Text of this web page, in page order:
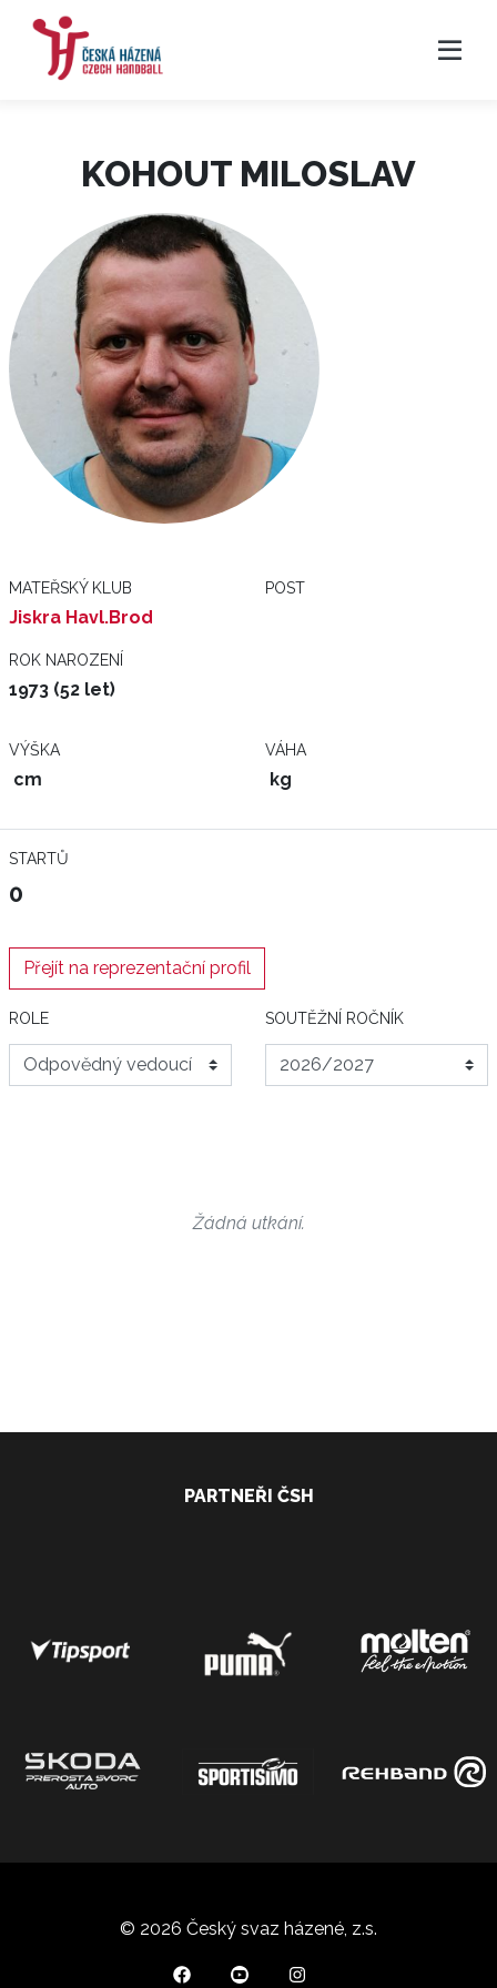
KOHOUT MILOSLAV
MATEŘSKÝ KLUB
Jiskra Havl.Brod
POST
ROK NAROZENÍ
1973 (52 let)
VÝŠKA
cm
VÁHA
kg
STARTŮ
0
Přejít na reprezentační profil
ROLE SOUTĚŽNÍ ROČNÍK
Žádná utkání.
PARTNEŘI ČSH
© 2026 Český svaz házené, z.s.